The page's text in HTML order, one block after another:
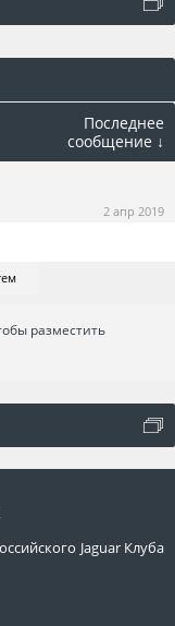
Последнее
сообщение ↓
2 апр 2019
разместить
оват
Jaguar Клуба